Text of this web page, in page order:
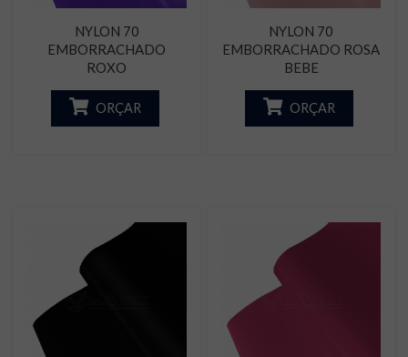
NYLON 70
EMBORRACHADO
ROXO
ORÇAR
NYLON 70
EMBORRACHADO ROSA
BEBE
ORÇAR